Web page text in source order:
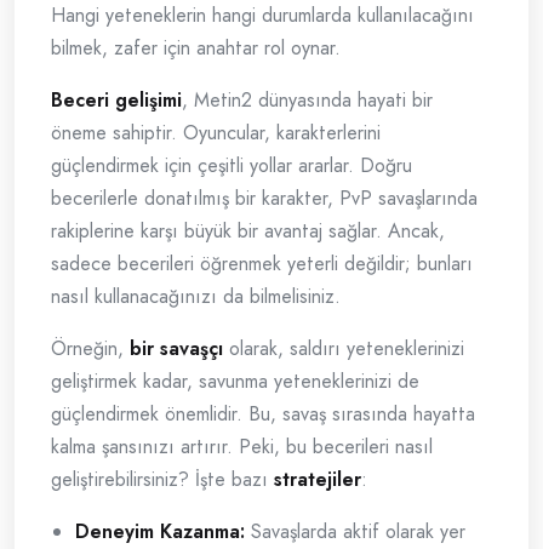
Hangi yeteneklerin hangi durumlarda kullanılacağını
bilmek, zafer için anahtar rol oynar.
Beceri gelişimi, Metin2 dünyasında hayati bir
öneme sahiptir. Oyuncular, karakterlerini
güçlendirmek için çeşitli yollar ararlar. Doğru
becerilerle donatılmış bir karakter, PvP savaşlarında
rakiplerine karşı büyük bir avantaj sağlar. Ancak,
sadece becerileri öğrenmek yeterli değildir; bunları
nasıl kullanacağınızı da bilmelisiniz.
Örneğin, bir savaşçı olarak, saldırı yeteneklerinizi
geliştirmek kadar, savunma yeteneklerinizi de
güçlendirmek önemlidir. Bu, savaş sırasında hayatta
kalma şansınızı artırır. Peki, bu becerileri nasıl
geliştirebilirsiniz? İşte bazı stratejiler:
Deneyim Kazanma: Savaşlarda aktif olarak yer